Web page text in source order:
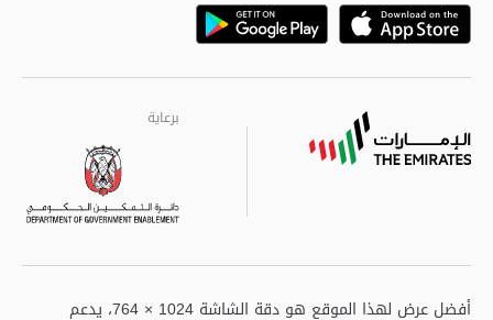
Google
Playstore
برعاية
برعاية
أفضل عرض لهذا الموقع هو دقة الشاشة 1024 × 764، يدعم